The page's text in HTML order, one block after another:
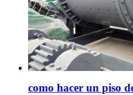
como hacer un piso